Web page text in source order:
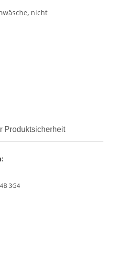
nicht
Produktsicherheit
3G4